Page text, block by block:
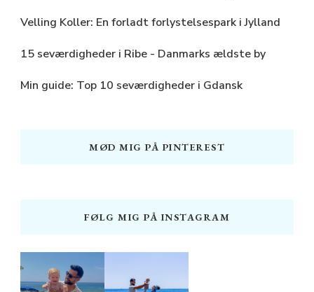
Velling Koller: En forladt forlystelsespark i Jylland
15 seværdigheder i Ribe - Danmarks ældste by
Min guide: Top 10 seværdigheder i Gdansk
MØD MIG PÅ PINTEREST
FØLG MIG PÅ INSTAGRAM